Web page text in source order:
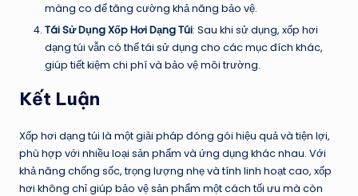
màng co để tăng cường khả năng bảo vệ.
Tái Sử Dụng Xốp Hơi Dạng Túi: Sau khi sử dụng, xốp hơi
dạng túi vẫn có thể tái sử dụng cho các mục đích khác,
giúp tiết kiệm chi phí và bảo vệ môi trường.
Kết Luận
Xốp hơi dạng túi là một giải pháp đóng gói hiệu quả và tiện lợi,
phù hợp với nhiều loại sản phẩm và ứng dụng khác nhau. Với
khả năng chống sốc, trọng lượng nhẹ và tính linh hoạt cao, xốp
hơi không chỉ giúp bảo vệ sản phẩm một cách tối ưu mà còn